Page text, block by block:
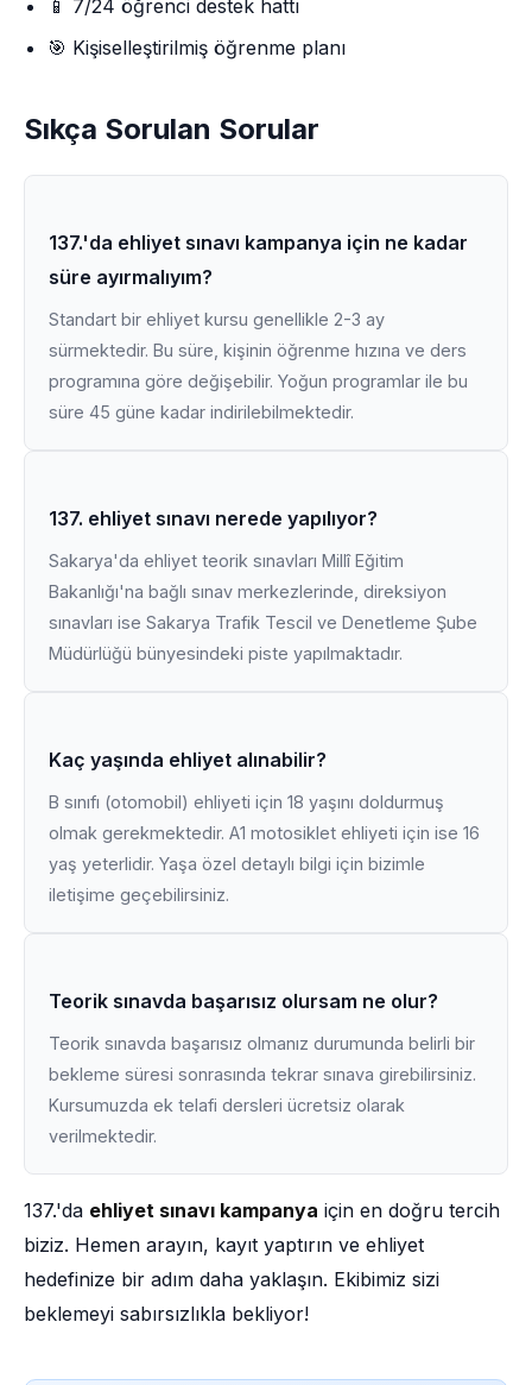
📱 7/24 öğrenci destek hattı
🎯 Kişiselleştirilmiş öğrenme planı
Sıkça Sorulan Sorular
137.'da ehliyet sınavı kampanya için ne kadar
süre ayırmalıyım?
Standart bir ehliyet kursu genellikle 2-3 ay
sürmektedir. Bu süre, kişinin öğrenme hızına ve ders
programına göre değişebilir. Yoğun programlar ile bu
süre 45 güne kadar indirilebilmektedir.
137. ehliyet sınavı nerede yapılıyor?
Sakarya'da ehliyet teorik sınavları Millî Eğitim
Bakanlığı'na bağlı sınav merkezlerinde, direksiyon
sınavları ise Sakarya Trafik Tescil ve Denetleme Şube
Müdürlüğü bünyesindeki piste yapılmaktadır.
Kaç yaşında ehliyet alınabilir?
B sınıfı (otomobil) ehliyeti için 18 yaşını doldurmuş
olmak gerekmektedir. A1 motosiklet ehliyeti için ise 16
yaş yeterlidir. Yaşa özel detaylı bilgi için bizimle
iletişime geçebilirsiniz.
Teorik sınavda başarısız olursam ne olur?
Teorik sınavda başarısız olmanız durumunda belirli bir
bekleme süresi sonrasında tekrar sınava girebilirsiniz.
Kursumuzda ek telafi dersleri ücretsiz olarak
verilmektedir.
137.'da ehliyet sınavı kampanya için en doğru tercih
biziz. Hemen arayın, kayıt yaptırın ve ehliyet
hedefinize bir adım daha yaklaşın. Ekibimiz sizi
beklemeyi sabırsızlıkla bekliyor!